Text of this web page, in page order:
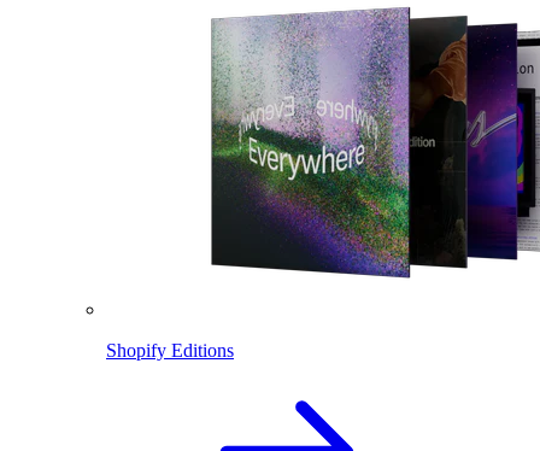
Shopify Editions